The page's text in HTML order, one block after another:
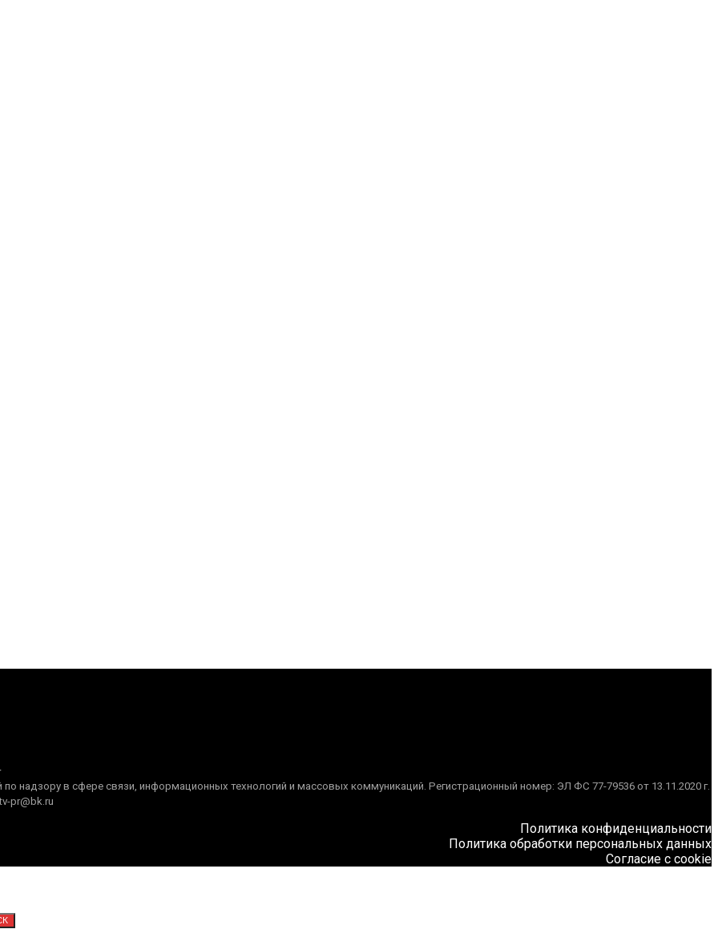
надзору в сфере связи, информационных технологий и массовых коммуникаций. Регистрационный номер: ЭЛ ФС 77-79536 от 13.11.2020 г.
pr@bk.ru
Политика конфиденциальности
Политика обработки персональных данных
Согласие с cookie